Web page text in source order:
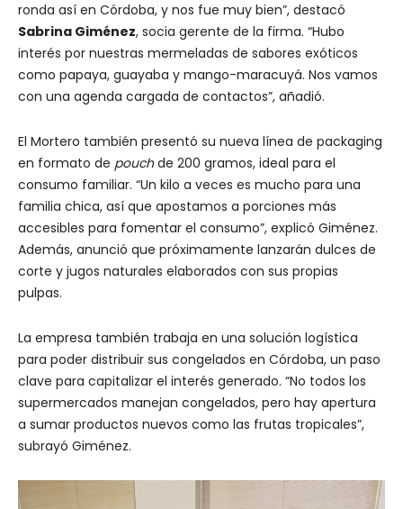
ronda así en Córdoba, y nos fue muy bien”, destacó
Sabrina Giménez, socia gerente de la firma. “Hubo
interés por nuestras mermeladas de sabores exóticos
como papaya, guayaba y mango-maracuyá. Nos vamos
con una agenda cargada de contactos”, añadió.
El Mortero también presentó su nueva línea de packaging
en formato de pouchde 200 gramos, ideal para el
consumo familiar. “Un kilo a veces es mucho para una
familia chica, así que apostamos a porciones más
accesibles para fomentar el consumo”, explicó Giménez.
Además, anunció que próximamente lanzarán dulces de
corte y jugos naturales elaborados con sus propias
pulpas.
La empresa también trabaja en una solución logística
para poder distribuir sus congelados en Córdoba, un paso
clave para capitalizar el interés generado. “No todos los
supermercados manejan congelados, pero hay apertura
a sumar productos nuevos como las frutas tropicales”,
subrayó Giménez.